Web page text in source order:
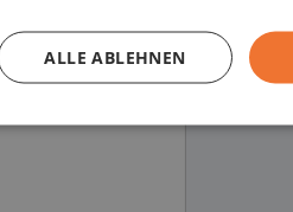
ALLE ABLEHNEN